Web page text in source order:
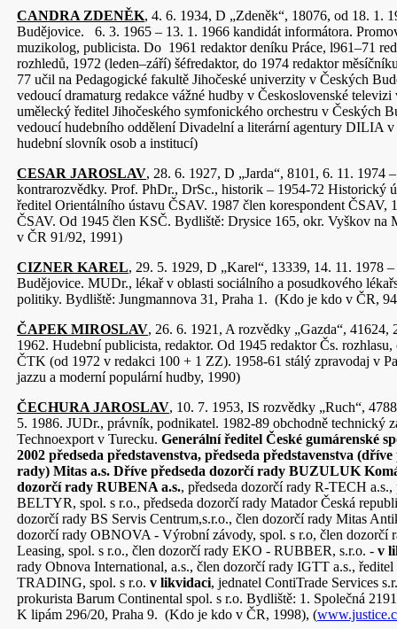
CANDRA ZDENĚK, 4. 6. 1934, D „Zdeněk“, 18076, od 18. 1.
Budějovice. 6. 3. 1965 – 13. 1. 1966 kandidát informátora.
muzikolog, publicista. Do 1961 redaktor deníku Práce, l961–71
rozhledů, 1972 (leden–září) šéfredaktor, do 1974 redaktor
77 učil na Pedagogické fakultě Jihočeské univerzity v Českých
vedoucí dramaturg redakce vážné hudby v Československé televizi
umělecký ředitel Jihočeského symfonického orchestru v Českých
vedoucí hudebního oddělení Divadelní a literární agentury DILIA
hudební slovník osob a institucí)
CESAR JAROSLAV, 28. 6. 1927, D „Jarda“, 8101, 6. 11. 1974
kontrarozvědky. Prof. PhDr., DrSc., historik – 1954-72 Historický
ředitel Orientálního ústavu ČSAV. 1987 člen korespondent ČSAV,
ČSAV. Od 1945 člen KSČ. Bydliště: Drysice 165, okr. Vyškov na
v ČR 91/92, 1991)
CIZNER KAREL, 29. 5. 1929, D „Karel“, 13339, 14. 11. 1978
Budějovice. MUDr., lékař v oblasti sociálního a posudkového
politiky. Bydliště: Jungmannova 31, Praha 1. (Kdo je kdo v ČR,
ČAPEK MIROSLAV, 26. 6. 1921, A rozvědky „Gazda“, 41624,
1962. Hudební publicista, redaktor. Od 1945 redaktor Čs.
ČTK (od 1972 v redakci 100 + 1 ZZ). 1958-61 stálý zpravodaj v
jazzu a moderní populární hudby, 1990)
ČECHURA JAROSLAV, 10. 7. 1953, IS rozvědky „Ruch“,
5. 1986. JUDr., právník, podnikatel. 1982-89 obchodně technický
Technoexport v Turecku. Generální ředitel České gumárenské
2002 předseda představenstva, předseda představenstva
rady) Mitas a.s. Dříve předseda dozorčí rady BUZULUK
dozorčí rady RUBENA a.s., předseda dozorčí rady R-TECH a.s.,
BELTYR, spol. s r.o., předseda dozorčí rady Matador Česká
dozorčí rady BS Servis Centrum,s.r.o., člen dozorčí rady Mitas
dozorčí rady OBNOVA - Výrobní závody, spol. s r.o, člen dozorčí
Leasing, spol. s r.o., člen dozorčí rady EKO - RUBBER, s.r.o. - v
rady Obnova International, a.s., člen dozorčí rady IGTT a.s.,
TRADING, spol. s r.o. v likvidaci, jednatel ContiTrade Services
prokurista Barum Continental spol. s r.o. Bydliště: 1. Společná
K lipám 296/20, Praha 9. (Kdo je kdo v ČR, 1998), (